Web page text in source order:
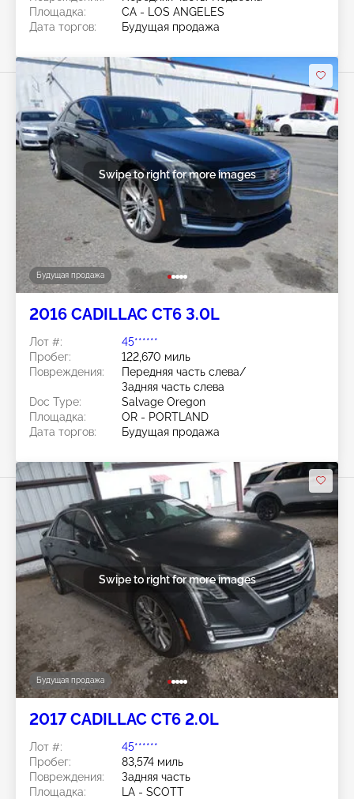
Площадка:
CA - LOS ANGELES
Дата торгов:
Будущая продажа
Будущая продажа
Swipe to right for more images
2016 CADILLAC CT6 3.0L
Лот #:
45******
Пробег:
122,670 миль
Повреждения:
Передняя часть слева/
Задняя часть слева
Doc Type:
Salvage Oregon
Площадка:
OR - PORTLAND
Дата торгов:
Будущая продажа
Будущая продажа
Swipe to right for more images
2017 CADILLAC CT6 2.0L
Лот #:
45******
Пробег:
83,574 миль
Повреждения:
Задняя часть
Площадка:
LA - SCOTT